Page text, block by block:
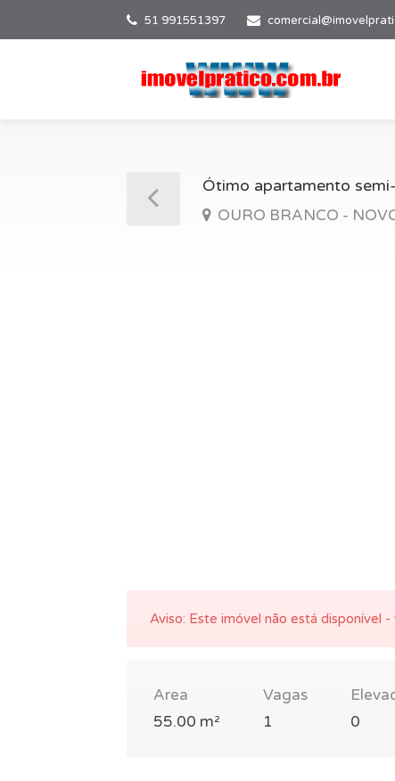
51 991551397
Ótimo apartamento
OURO BRANCO -
Aviso: Este imóvel não está disponível -
Area
55.00 m²
Vagas
1
0